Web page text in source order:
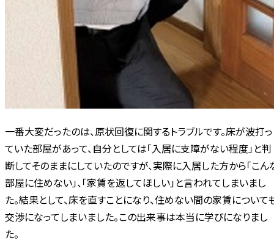
一番大変だったのは、原状回復に関するトラブルです。床が波打っ
ていた部屋があって、自分としては「入居に支障がない程度」と判
断してそのままにしていたのですが、実際に入居した方から「こん
部屋に住めない」、「家賃を返してほしい」と言われてしまいまし
た。結果として、床を直すことになり、住めない間の家賃について
交渉になってしまいました。この出来事は本当に学びになりまし
た。